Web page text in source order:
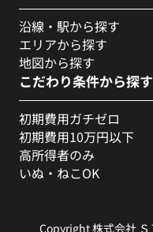
沿線・駅から探す
エリアから探す
地図から探す
こだわり条件から探す
初期費用ガチゼロ
初期費用10万円以下
高所得者のみ
いぬ・ねこOK
Copyright 株式会社